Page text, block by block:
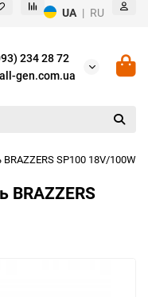
UA | RU
234 28 72
gen.com.ua
SP100 18V/100W
BRAZZERS